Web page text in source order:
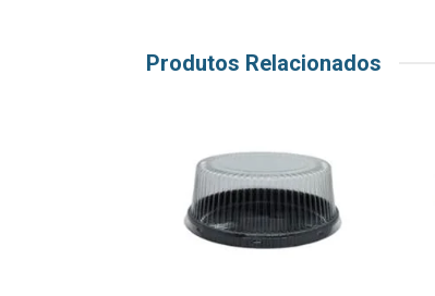
Produtos Relacionados